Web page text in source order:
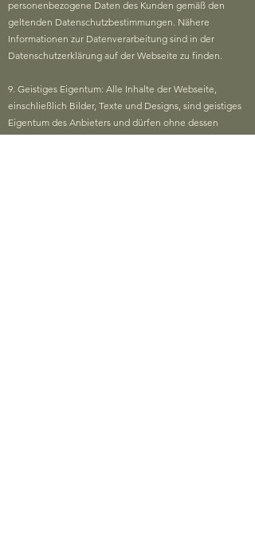
personenbezogene Daten des Kunden gemäß den
geltenden Datenschutzbestimmungen. Nähere
Informationen zur Datenverarbeitung sind in der
Datenschutzerklärung auf der Webseite zu finden.
9. Geistiges Eigentum: Alle Inhalte der Webseite,
einschließlich Bilder, Texte und Designs, sind geistiges
Eigentum des Anbieters und dürfen ohne dessen
ausdrückliche Zustimmung nicht verwendet werden.